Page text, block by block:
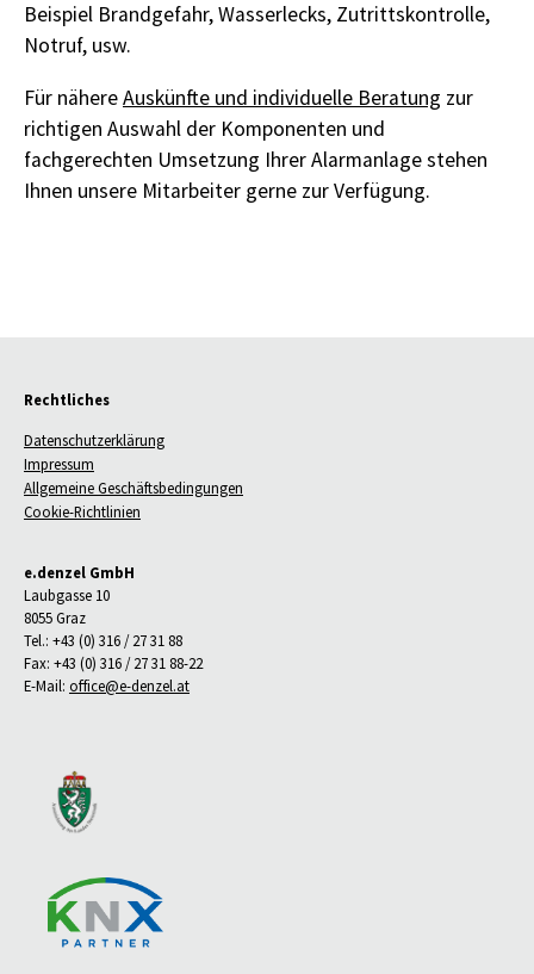
Beispiel Brandgefahr, Wasserlecks, Zutrittskontrolle,
Notruf, usw.
Für nähereAuskünfte und individuelle Beratung zur
richtigen Auswahl der Komponenten und
fachgerechten Umsetzung Ihrer Alarmanlage stehen
Ihnen unsere Mitarbeiter gerne zur Verfügung.
Rechtliches
Datenschutzerklärung
Impressum
Allgemeine Geschäftsbedingungen
Cookie-Richtlinien
e.denzel GmbH
Laubgasse 10
8055 Graz
Tel.: +43 (0) 316 / 27 31 88
Fax: +43 (0) 316 / 27 31 88-22
E-Mail: office@e-denzel.at